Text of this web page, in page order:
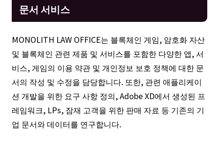
문서 서비스
MONOLITH LAW OFFICE는 블록체인 게임, 암호화 자산
및 블록체인 관련 제품 및 서비스를 포함한 다양한 앱, 서
비스, 게임의 이용 약관 및 개인정보 보호 정책에 대한 문
서의 작성 및 수정을 담당합니다. 또한, 관련 애플리케이
션 개발을 위한 요구 사항 정의, Adobe XD에서 생성된 프
레임워크, LPs, 잠재 고객을 위한 판매 자료 등 기존의 기
업 문서와 데이터를 연구합니다.